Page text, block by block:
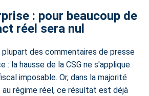
: pour beaucoup de
réel sera nul
des commentaires de presse
: la hausse de la CSG ne s'applique
imposable. Or, dans la majorité
régime réel, ce résultat est déjà